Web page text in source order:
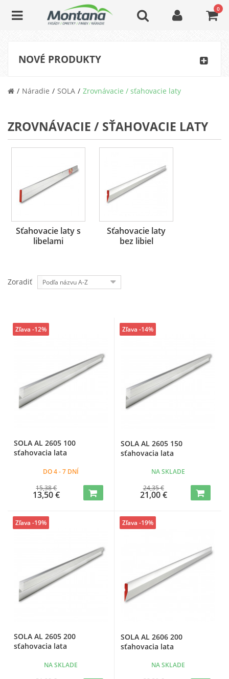
0
NOVÉ PRODUKTY
Náradie SOLA Zrovnávacie / sťahovacie laty
ZROVNÁVACIE / SŤAHOVACIE LATY
Sťahovacie laty s
libelami
Sťahovacie laty
bez libiel
Zoradiť Podľa názvu A-Z
SOLA AL 2605 100
sťahovacia lata
DO 4 - 7 DNÍ
15,38 €
13,50 €
Zľava -12%
SOLA AL 2605 150
sťahovacia lata
NA SKLADE
24,35 €
21,00 €
Zľava -14%
SOLA AL 2605 200
sťahovacia lata
NA SKLADE
Zľava -19%
SOLA AL 2606 200
sťahovacia lata
NA SKLADE
Zľava -19%